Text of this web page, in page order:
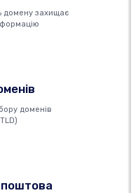
домену захищає
доменів
поштова